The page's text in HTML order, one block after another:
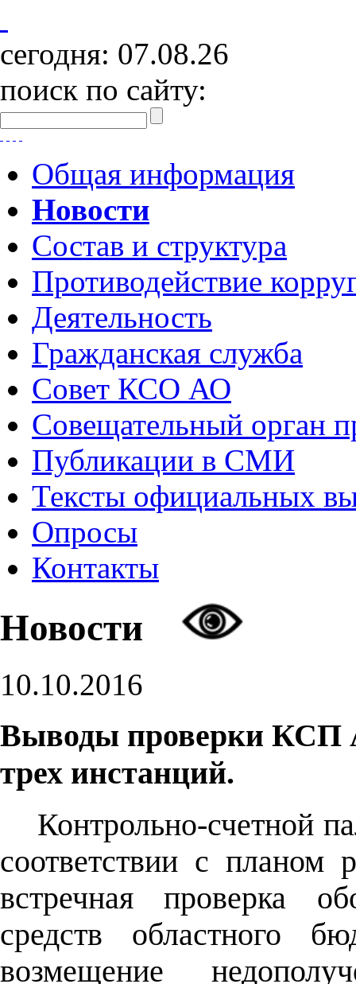
сегодня: 07.08.26
поиск по сайту:
Общая информация
Новости
Состав и структура
Противодействие
Деятельность
Гражданская служба
Совет КСО АО
Совещательный орган
Публикации в СМИ
Тексты официальных
Опросы
Контакты
Новости
10.10.2016
Выводы проверки КСП
трех инстанций.
Контрольно-счетной
соответствии с планом
встречная проверка
средств областного
возмещение